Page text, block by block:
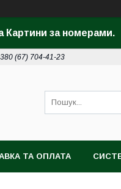
Картини за номерами.
(67) 704-41-23
ТА ОПЛАТА